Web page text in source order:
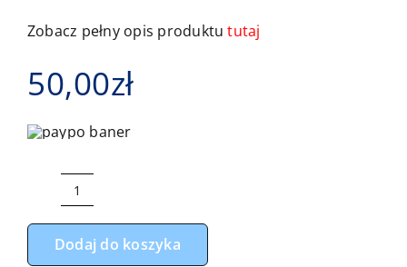
Zobacz pełny opis produktututaj
50,00zł
ilość
Rogal,
poduszka
Dodaj do koszyka